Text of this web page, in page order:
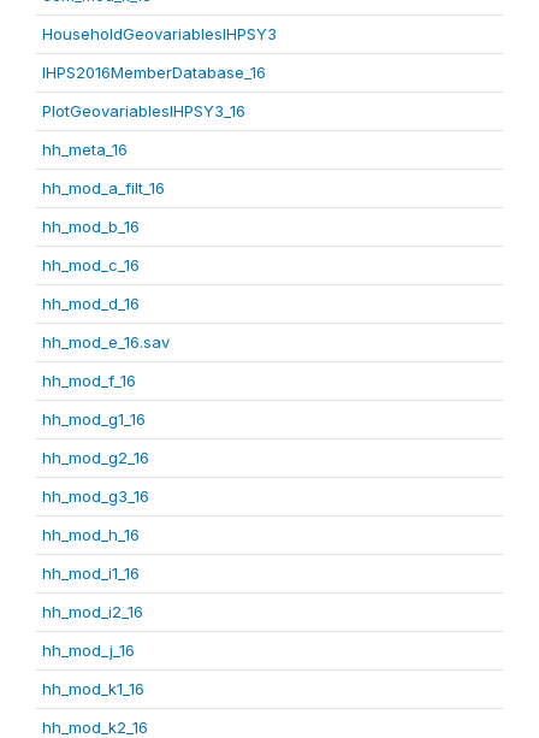
HouseholdGeovariablesIHPSY3
IHPS2016MemberDatabase_16
PlotGeovariablesIHPSY3_16
hh_meta_16
hh_mod_a_filt_16
hh_mod_b_16
hh_mod_c_16
hh_mod_d_16
hh_mod_e_16.sav
hh_mod_f_16
hh_mod_g1_16
hh_mod_g2_16
hh_mod_g3_16
hh_mod_h_16
hh_mod_i1_16
hh_mod_i2_16
hh_mod_j_16
hh_mod_k1_16
hh_mod_k2_16